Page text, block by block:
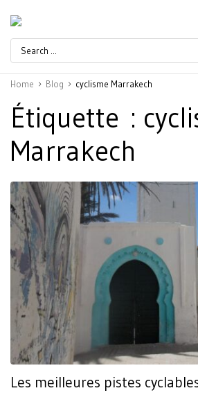
Home Blog cyclisme Marrakech
Étiquette :
Marrakech
Les meilleures pistes